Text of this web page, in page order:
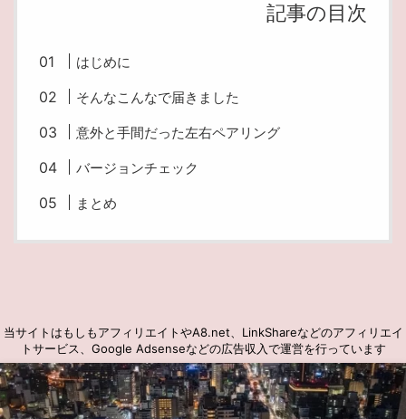
記事の目次
はじめに
そんなこんなで届きました
意外と手間だった左右ペアリング
バージョンチェック
まとめ
当サイトはもしもアフィリエイトやA8.net、LinkShareなどのアフィリエイ
トサービス、Google Adsenseなどの広告収入で運営を行っています